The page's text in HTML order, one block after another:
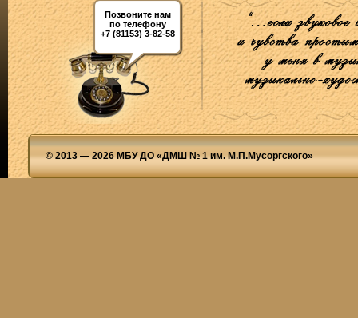
Позвоните нам
по телефону
+7 (81153) 3-82-58
© 2013 — 2026 МБУ ДО «ДМШ № 1 им. М.П.Мусоргского»